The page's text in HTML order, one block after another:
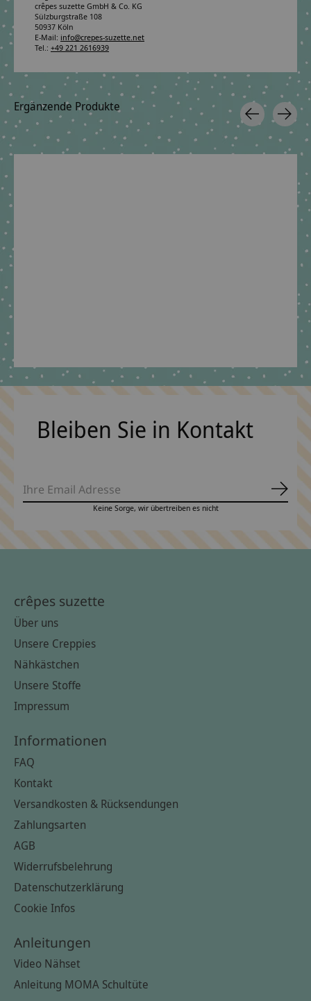
crêpes suzette GmbH & Co. KG
Sülzburgstraße 108
50937 Köln
E-Mail: info@crepes-suzette.net
Tel.: +49 221 2616939
Ergänzende Produkte
Carousel items
Bleiben Sie in Kontakt
Keine Sorge, wir übertreiben es nicht
crêpes suzette
Über uns
Unsere Creppies
Nähkästchen
Unsere Stoffe
Impressum
Informationen
FAQ
Kontakt
Versandkosten & Rücksendungen
Zahlungsarten
AGB
Widerrufsbelehrung
Datenschutzerklärung
Cookie Infos
Anleitungen
Video Nähset
Anleitung MOMA Schultüte